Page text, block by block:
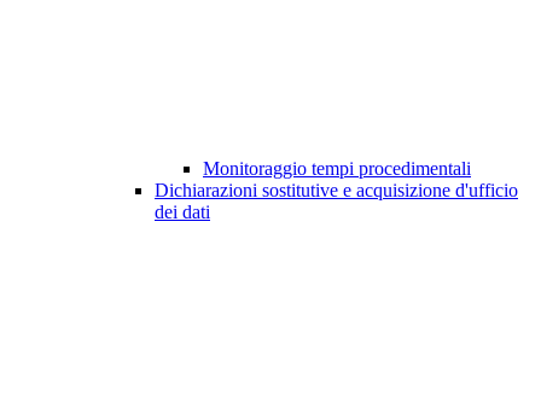
Monitoraggio tempi procedimentali
Dichiarazioni sostitutive e acquisizione d'ufficio
dei dati